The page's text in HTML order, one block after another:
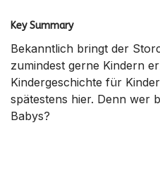
Key Summary
Bekanntlich bringt der
zumindest gerne Kindern
Kindergeschichte für
spätestens hier. Denn wer
Babys?